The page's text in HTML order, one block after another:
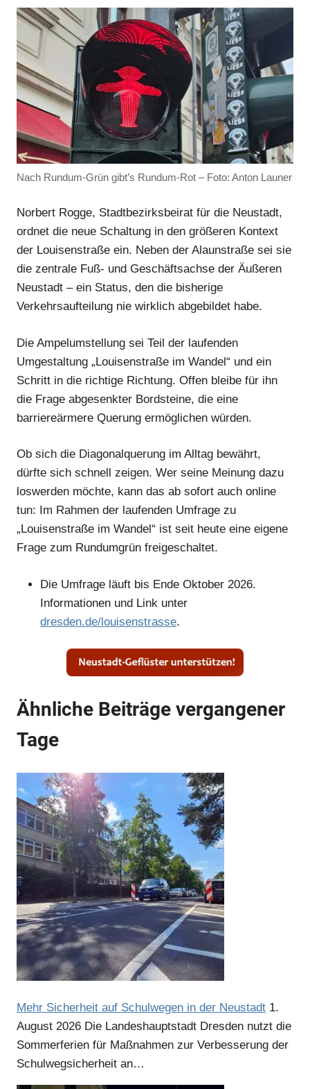
Anzeige
Anzeige
Anzeige
Nach Rundum-Grün gibt’s Rundum-Rot – Foto: Anton Launer
Norbert Rogge, Stadtbezirksbeirat für die Neustadt,
ordnet die neue Schaltung in den größeren Kontext
der Louisenstraße ein. Neben der Alaunstraße sei sie
die zentrale Fuß- und Geschäftsachse der Äußeren
Neustadt – ein Status, den die bisherige
Verkehrsaufteilung nie wirklich abgebildet habe.
Die Ampelumstellung sei Teil der laufenden
Umgestaltung „Louisenstraße im Wandel“ und ein
Schritt in die richtige Richtung. Offen bleibe für ihn
die Frage abgesenkter Bordsteine, die eine
barriereärmere Querung ermöglichen würden.
Ob sich die Diagonalquerung im Alltag bewährt,
dürfte sich schnell zeigen. Wer seine Meinung dazu
loswerden möchte, kann das ab sofort auch online
tun: Im Rahmen der laufenden Umfrage zu
„Louisenstraße im Wandel“ ist seit heute eine eigene
Frage zum Rundumgrün freigeschaltet.
Die Umfrage läuft bis Ende Oktober 2026.
Informationen und Link unter
dresden.de/louisenstrasse.
Ähnliche Beiträge vergangener
Tage
Mehr Sicherheit auf Schulwegen in der Neustadt 1.
August 2026 Die Landeshauptstadt Dresden nutzt die
Sommerferien für Maßnahmen zur Verbesserung der
Schulwegsicherheit an…